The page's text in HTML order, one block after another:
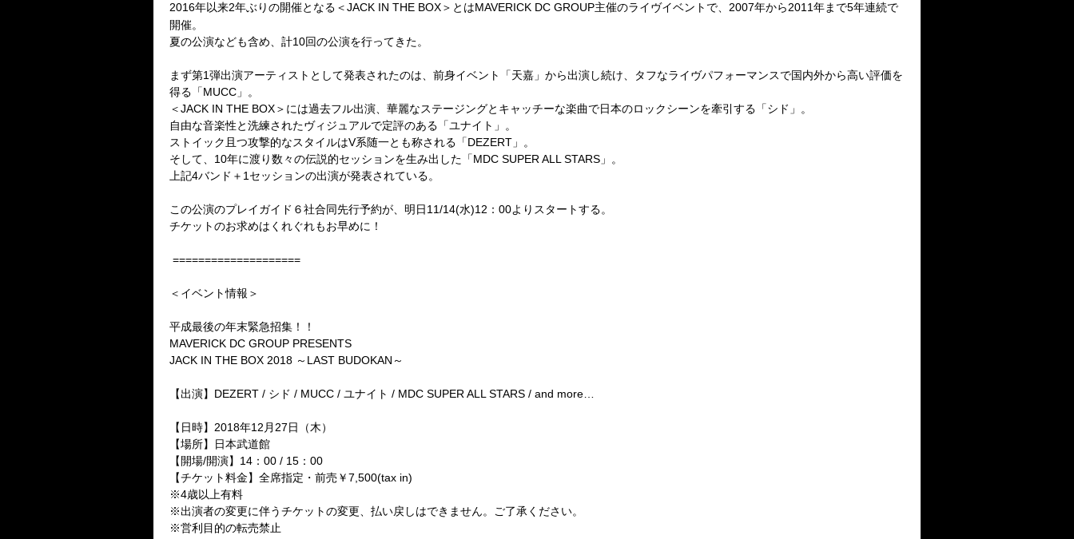
2016年以来2年ぶりの開催となる＜JACK IN THE BOX＞とはMAVERICK DC GROUP主催のライヴイベントで、 2007年から2011年まで5年連続で
開催。
夏の公演なども含め、計10回の公演を行ってきた。
まず第1弾出演アーティストとして発表されたのは、前身イベント「天嘉」から出演し続け、タフなライヴパフォーマンスで国内外から高い評価を
得る「MUCC」。
＜JACK IN THE BOX＞には過去フル出演、華麗なステージングとキャッチーな楽曲で日本のロックシーンを牽引する「シド」。
自由な音楽性と洗練されたヴィジュアルで定評のある「ユナイト」。
ストイック且つ攻撃的なスタイルはV系随一とも称される「DEZERT」。
そして、 10年に渡り数々の伝説的セッションを生み出した「MDC SUPER ALL STARS」。
上記4バンド＋ 1 セッションの出演が発表されている。
この公演のプレイガイド６社合同先行予約が、明日11/14(水)12：00よりスタートする。
チケットのお求めはくれぐれもお早めに！
====================
＜イベント情報＞
平成最後の年末緊急招集！！
MAVERICK DC GROUP PRESENTS
JACK IN THE BOX 2018 ～ LAST BUDOKAN ～
【出演】 DEZERT / シド / MUCC / ユナイト / MDC SUPER ALL STARS / and more
【日時】 2018年12 月 27日（木）
【場所】日本武道館
【開場/開演】14 ： 00 / 15 ： 00
【チケット料金】全席指定・前売￥7,500(tax in)
※4歳以上有料
※出演者の変更に伴うチケットの変更、払い戻しはできません。ご了承ください。
※営利目的の転売禁止